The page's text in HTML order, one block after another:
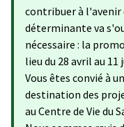
contribuer à l'avenir
déterminante va
nécessaire : la
lieu du 28 avril au 11
Vous êtes convié à
destination des
au Centre de Vie du